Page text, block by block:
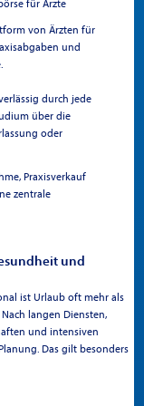
Verkehrsmitteln
für Ärzte
von Ärzten für
und
durch jede
über die
oder
Praxisverkauf
zentrale
die
ausgerichtet
und
ist Urlaub oft mehr als
langen Diensten,
und intensiven
Das gilt besonders